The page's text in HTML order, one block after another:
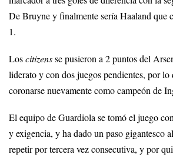
De Bruyne y finalmente sería Haaland que
1.
Loscitizensse pusieron a 2 puntos del
liderato y con dos juegos pendientes, por lo
coronarse nuevamente como campeón de
El equipo de Guardiola se tomó el juego
y exigencia, y ha dado un paso gigantesco
repetir por tercera vez consecutiva, y por